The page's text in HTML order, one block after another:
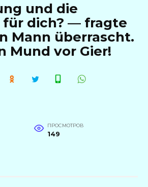
und die
dich? — fragte
Mann überrascht.
Mund vor Gier!
ПРОСМОТРОВ
149